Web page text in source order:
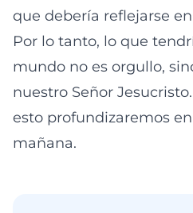
que debería reflejarse
Por lo tanto, lo que
mundo no es orgullo,
nuestro Señor
esto profundizaremos
mañana.